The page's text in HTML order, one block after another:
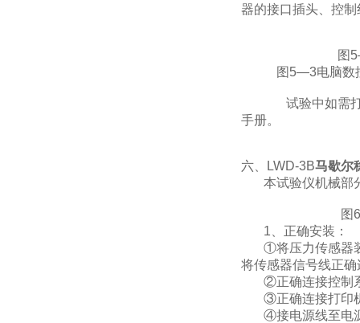
器的接口插头、控
图5—2控制
图5—3电脑数
试验中如需打印
手册。
六、LWD-3B马歇尔
本试验仪机械部分
图6-1仪器
1、正确安装：
①将压力传感器装
将传感器信号线正
②正确连接控制系
③正确连接打印机
④接电源线至电